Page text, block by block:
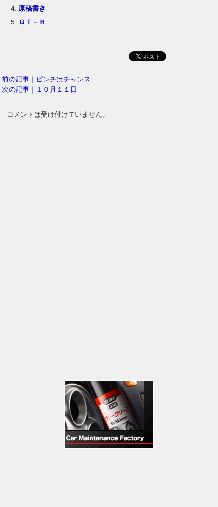
原稿書き
ＧＴ－Ｒ
前の記事｜ピンチはチャンス
次の記事｜１０月１１日
コメントは受け付けていません。